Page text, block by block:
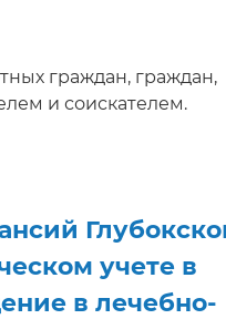
граждан, граждан,
и соискателем.
учете в
в лечебно-